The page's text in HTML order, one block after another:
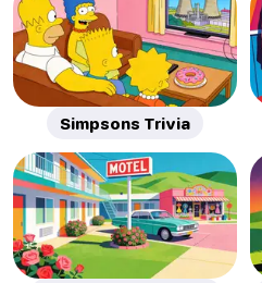
Simpsons Trivia